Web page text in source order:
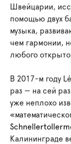
Швейцарии,
помощью двух
музыка,
чем гармонии,
любого
В 2017-м году
раз — на сей
уже неплохо
Калининграде